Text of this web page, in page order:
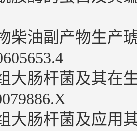
柴油副产物生产
大肠杆菌及其在
大肠杆菌及应用